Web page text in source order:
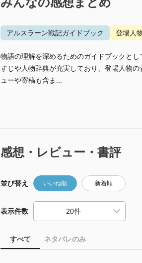
アルスラーン戦記ガイドブック 登場人
物語の理解を深めるためのガイドブックと
すじや人物辞典が充実しており、登場人物
ューや寄稿も含ま...
感想・レビュー・書評
並び替え いいね順 新着順
表示件数
すべて ネタバレのみ